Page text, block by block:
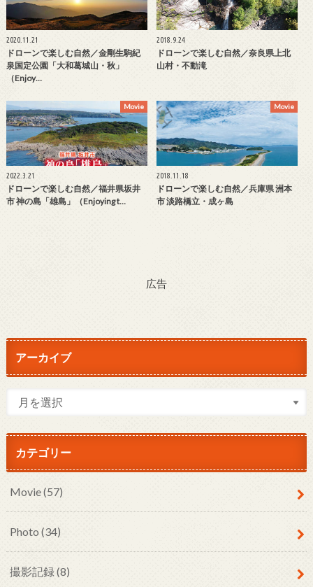
2020.11.21
ドローンで楽しむ自然／金剛生駒紀
泉国定公園「大和葛城山・秋」
（Enjoy…
2018.9.24
ドローンで楽しむ自然／奈良県上北
山村・不動滝
Movie
2022.3.21
ドローンで楽しむ自然／福井県坂井
市 神の島「雄島」（Enjoying t…
Movie
2018.11.18
ドローンで楽しむ自然／兵庫県 洲本
市 淡路橋立・成ヶ島
広告
アーカイブ
カテゴリー
Movie(57)
Photo (34)
撮影記録(8)